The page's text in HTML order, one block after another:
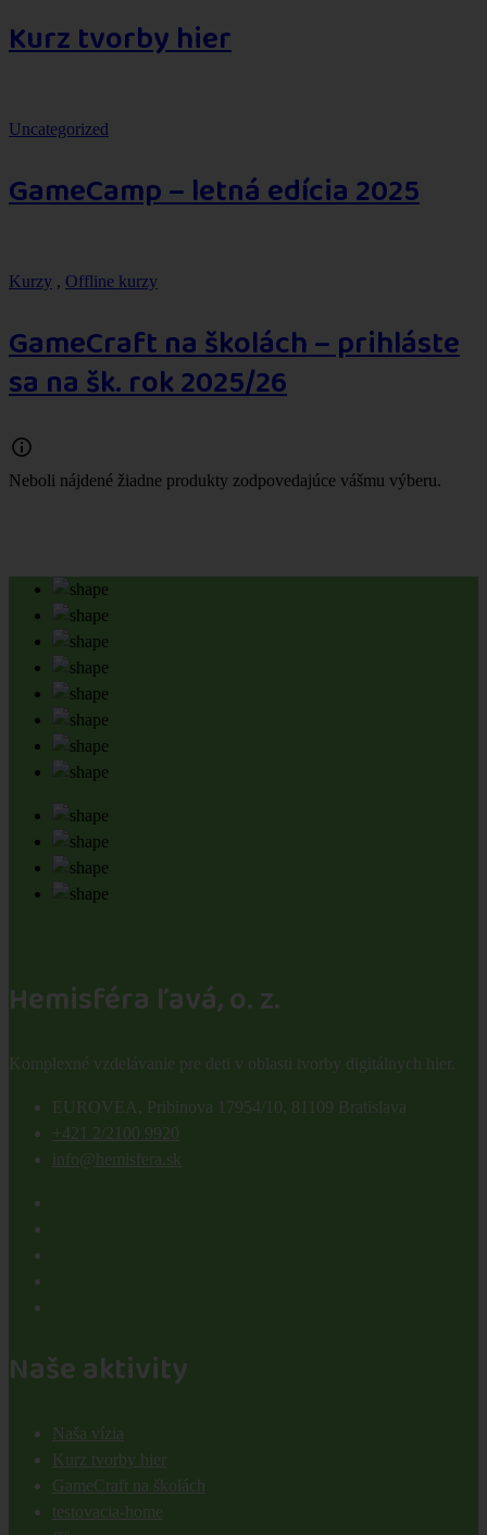
Kurz tvorby hier
Uncategorized
GameCamp – letná edícia 2025
Kurzy , Offline kurzy
GameCraft na školách – prihláste
sa na šk. rok 2025/26
Neboli nájdené žiadne produkty zodpovedajúce vášmu výberu.
Hemisféra ľavá, o. z.
Komplexné vzdelávanie pre deti v oblasti tvorby digitálnych hier.
EUROVEA, Pribinova 17954/10, 81109 Bratislava
+421 2/2100 9920
info@hemisfera.sk
Naše aktivity
Naša vízia
Kurz tvorby hier
GameCraft na školách
testovacia-home